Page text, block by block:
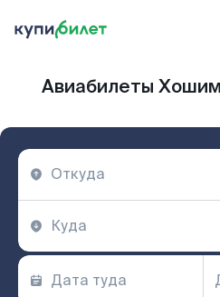
Авиабилеты